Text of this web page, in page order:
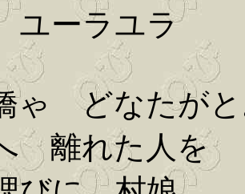
ーラユラ
ゃ どなたが
離れた人を